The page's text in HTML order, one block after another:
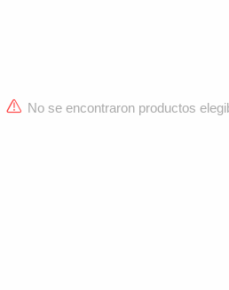
No se encontraron productos